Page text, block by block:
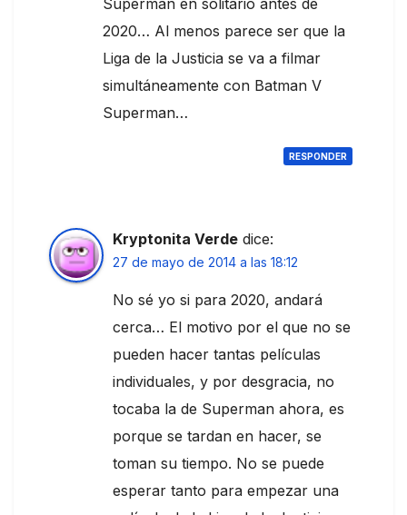
Superman en solitario antes de
2020… Al menos parece ser que la
Liga de la Justicia se va a filmar
simultáneamente con Batman V
Superman…
RESPONDER
Kryptonita Verde dice:
27 de mayo de 2014 a las 18:12
No sé yo si para 2020, andará
cerca… El motivo por el que no se
pueden hacer tantas películas
individuales, y por desgracia, no
tocaba la de Superman ahora, es
porque se tardan en hacer, se
toman su tiempo. No se puede
esperar tanto para empezar una